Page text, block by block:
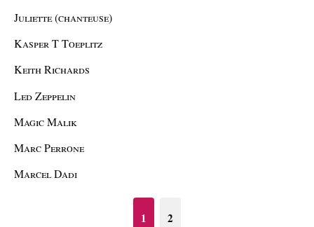
Juliette (chanteuse)
Kasper T Toeplitz
Keith Richards
Led Zeppelin
Magic Malik
Marc Perrone
Marcel Dadi
1 2